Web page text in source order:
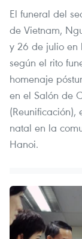
El funeral del
de Vietnam,
y 26 de julio en
según el rito
homenaje
en el Salón de
natal en la
Hanoi.